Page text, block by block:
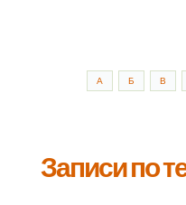
А Б В
Записи по